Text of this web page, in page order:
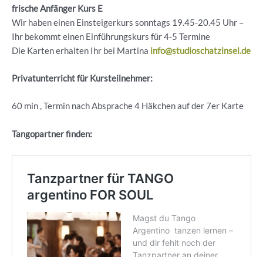
frische Anfänger Kurs E
Wir haben einen Einsteigerkurs sonntags 19.45-20.45 Uhr –
Ihr bekommt einen Einführungskurs für 4-5 Termine
Die Karten erhalten Ihr bei Martina info@studioschatzinsel.de
Privatunterricht für Kursteilnehmer:
60 min , Termin nach Absprache 4 Häkchen auf der 7er Karte
Tangopartner finden: